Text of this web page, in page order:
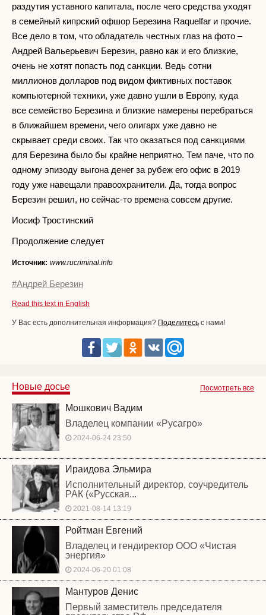
раздутия уставного капитала, после чего средства уходят
в семейный кипрский офшор Березина Raquelfar и прочие.
Все дело в том, что обладатель честных глаз на фото –
Андрей Вальерьевич Березин, равно как и его близкие,
очень не хотят попасть под санкции. Ведь сотни
миллионов долларов под видом фиктивных поставок
компьютерной техники, уже давно ушли в Европу, куда
все семейство Березина и близкие намерены перебраться
в ближайшем времени, чего олигарх уже давно не
скрывает среди своих. Так что оказаться под санкциями
для Березина было бы крайне неприятно. Тем паче, что по
одному эпизоду выгона денег за рубеж его офис в 2019
году уже навещали правоохранители. Да, тогда вопрос
Березин решил, но сейчас-то времена совсем другие.
Иосиф Тростинский
Продолжение следует
Источник: www.rucriminal.info
#Андрей Березин
Read this text in English
У Вас есть дополнительная информация? Поделитесь с нами!
Посмотреть все
Новые досье
Мошкович Вадим
Владелец компании «Русагро»
2024-06-24 23:50
Ираидова Эльмира
Исполнительный директор, соучредитель
РАК («Русская...
2021-08-14 13:19
Ройтман Евгений
Владелец и гендиректор ООО «Чистая
энергия»
2024-06-20 01:08
Мантуров Денис
Первый заместитель председателя